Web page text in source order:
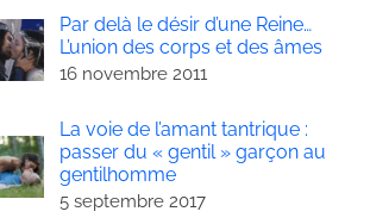
Par delà le désir d’une Reine…
L’union des corps et des âmes
16 novembre 2011
La voie de l’amant tantrique :
passer du « gentil » garçon au
gentilhomme
5 septembre 2017